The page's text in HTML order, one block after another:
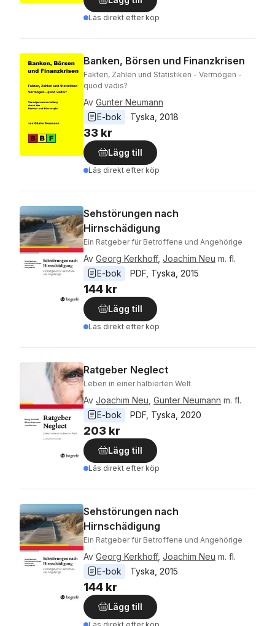
Läs direkt efter köp
Banken, Börsen und Finanzkrisen
Fakten, Zahlen und Statistiken - Vermögen -
quod vadis?
Av Gunter Neumann
E-bok
Tyska 2018
33 kr
Lägg till
Läs direkt efter köp
Sehstörungen nach
Hirnschädigung
Ein Ratgeber für Betroffene und Angehörige
Av Georg Kerkhoff, Joachim Neu m. fl.
E-bok
PDF Tyska 2015
144 kr
Lägg till
Läs direkt efter köp
Ratgeber Neglect
Leben in einer halbierten Welt
Av Joachim Neu Gunter Neumann m. fl.
E-bok
PDF Tyska 2020
203 kr
Lägg till
Läs direkt efter köp
Sehstörungen nach
Hirnschädigung
Ein Ratgeber für Betroffene und Angehörige
Av Georg Kerkhoff, Joachim Neu m. fl.
E-bok
Tyska 2015
144 kr
Lägg till